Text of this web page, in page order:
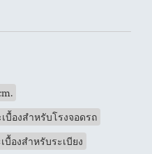
เบื้องสำหรับโรงจอดรถ
บื้องสำหรับระเบียง